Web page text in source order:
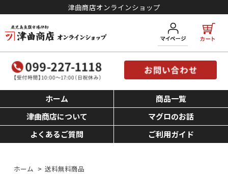
津曲商店オンラインショップ
ホーム
商品一覧
津曲商店について
マグロのお話
よくあるご質問
ご利用ガイド
ホーム > 送料無料商品